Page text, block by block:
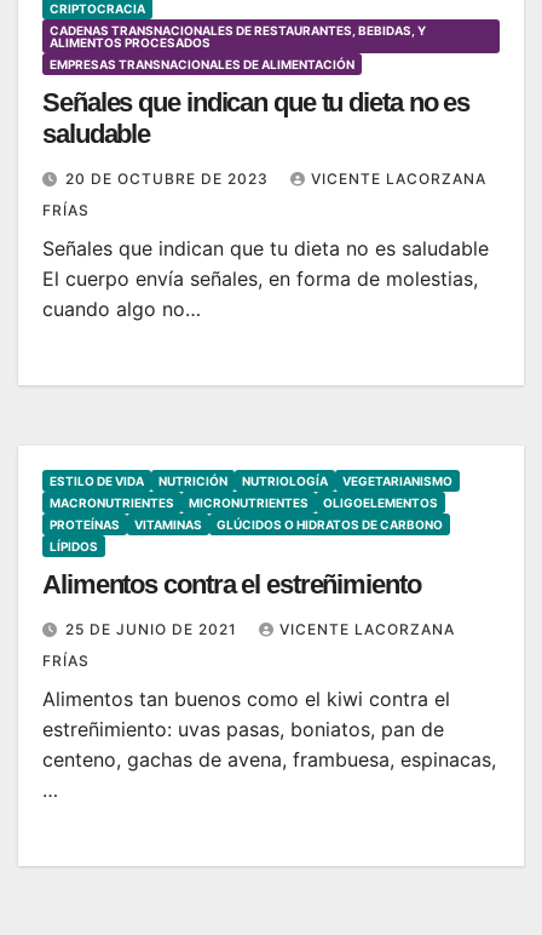
CRIPTOCRACIA
CADENAS TRANSNACIONALES DE RESTAURANTES, BEBIDAS, Y
ALIMENTOS PROCESADOS
EMPRESAS TRANSNACIONALES DE ALIMENTACIÓN
Señales que indican que tu dieta no es
saludable
20 DE OCTUBRE DE 2023
VICENTE LACORZANA
FRÍAS
Señales que indican que tu dieta no es saludable
El cuerpo envía señales, en forma de molestias,
cuando algo no…
ESTILO DE VIDA NUTRICIÓN NUTRIOLOGÍA
VEGETARIANISMO
MACRONUTRIENTES
MICRONUTRIENTES
OLIGOELEMENTOS
PROTEÍNAS
VITAMINAS
GLÚCIDOS O HIDRATOS DE CARBONO
LÍPIDOS
Alimentos contra el estreñimiento
25 DE JUNIO DE 2021
VICENTE LACORZANA
FRÍAS
Alimentos tan buenos como el kiwi contra el
estreñimiento: uvas pasas, boniatos, pan de
centeno, gachas de avena, frambuesa, espinacas,
…